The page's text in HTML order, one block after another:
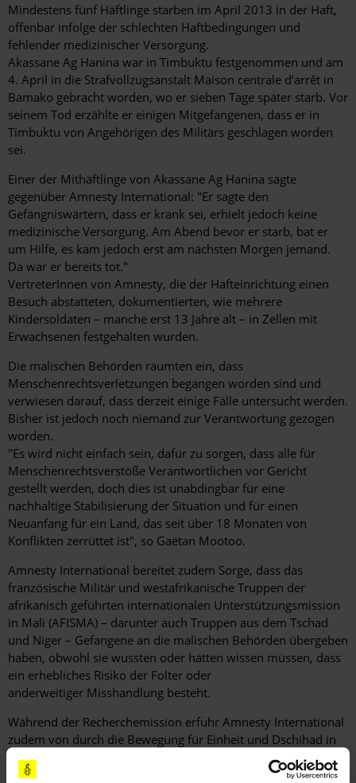
Mindestens fünf Häftlinge starben im April 2013 in der Haft,
offenbar infolge der schlechten Haftbedingungen und
fehlender medizinischer Versorgung.
Akassane Ag Hanina war in Timbuktu festgenommen und am
4. April in die Strafvollzugsanstalt Maison centrale d’arrêt in
Bamako gebracht worden, wo er sieben Tage später starb. Vor
seinem Tod erzählte er einigen Mitgefangenen, dass er in
Timbuktu von Angehörigen des Militärs geschlagen worden
sei.
Einer der Mithäftlinge von Akassane Ag Hanina sagte
gegenüber Amnesty International: "Er sagte den
Gefängniswärtern, dass er krank sei, erhielt jedoch keine
medizinische Versorgung. Am Abend bevor er starb, bat er
um Hilfe, es kam jedoch erst am nächsten Morgen jemand.
Da war er bereits tot."
VertreterInnen von Amnesty, die der Hafteinrichtung einen
Besuch abstatteten, dokumentierten, wie mehrere
Kindersoldaten – manche erst 13 Jahre alt – in Zellen mit
Erwachsenen festgehalten wurden.
Die malischen Behörden räumten ein, dass
Menschenrechtsverletzungen begangen worden sind und
verwiesen darauf, dass derzeit einige Fälle untersucht werden.
Bisher ist jedoch noch niemand zur Verantwortung gezogen
worden.
"Es wird nicht einfach sein, dafür zu sorgen, dass alle für
Menschenrechtsverstöße Verantwortlichen vor Gericht
gestellt werden, doch dies ist unabdingbar für eine
nachhaltige Stabilisierung der Situation und für einen
Neuanfang für ein Land, das seit über 18 Monaten von
Konflikten zerrüttet ist", so Gaëtan Mootoo.
Amnesty International bereitet zudem Sorge, dass das
französische Militär und westafrikanische Truppen der
afrikanisch geführten internationalen Unterstützungsmission
in Mali (AFISMA) – darunter auch Truppen aus dem Tschad
und Niger – Gefangene an die malischen Behörden übergeben
haben, obwohl sie wussten oder hätten wissen müssen, dass
ein erhebliches Risiko der Folter oder
anderweitiger Misshandlung besteht.
Während der Recherchemission erfuhr Amnesty International
zudem von durch die Bewegung für Einheit und Dschihad in
Westafrika (Mouvement pour l’unicité du djihad en Afrique de
l’ouest – MUJAO) vorgenommenen Entführungen und